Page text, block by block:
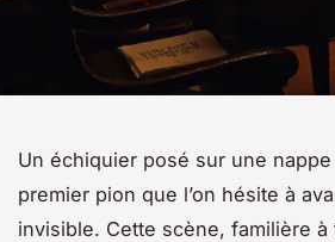
Un échiquier posé sur une
premier pion que l’on hésite à
invisible. Cette scène, familière